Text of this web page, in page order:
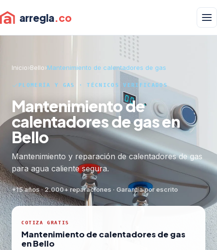
arregla.co
Inicio›Bello›Mantenimiento de calentadores de gas
PLOMERÍA Y GAS · TÉCNICOS VERIFICADOS
Mantenimiento de
calentadores de gas en
Bello
Mantenimiento y reparación de calentadores de gas
para agua caliente segura.
+15 años · 2.000+ reparaciones · Garantía por escrito
COTIZA GRATIS
Mantenimiento de calentadores de gas
en Bello